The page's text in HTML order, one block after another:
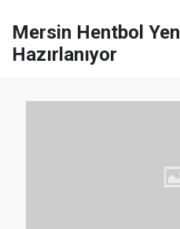
Mersin Hentbol
Hazırlanıyor